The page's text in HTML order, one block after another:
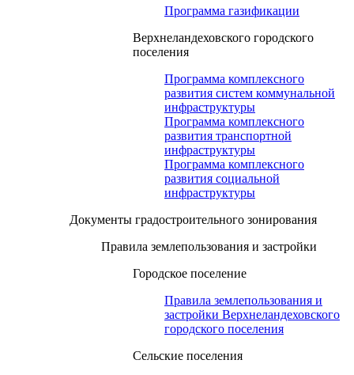
Программа газификации
Верхнеландеховского городского
поселения
Программа комплексного
развития систем коммунальной
инфраструктуры
Программа комплексного
развития транспортной
инфраструктуры
Программа комплексного
развития социальной
инфраструктуры
Документы градостроительного зонирования
Правила землепользования и застройки
Городское поселение
Правила землепользования и
застройки Верхнеландеховского
городского поселения
Сельские поселения